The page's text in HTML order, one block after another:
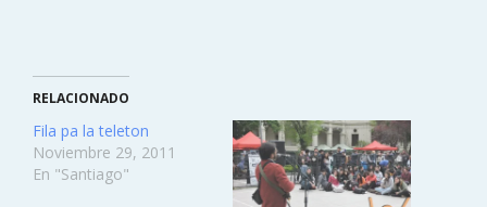
RELACIONADO
Fila pa la teleton
Noviembre 29, 2011
En "Santiago"